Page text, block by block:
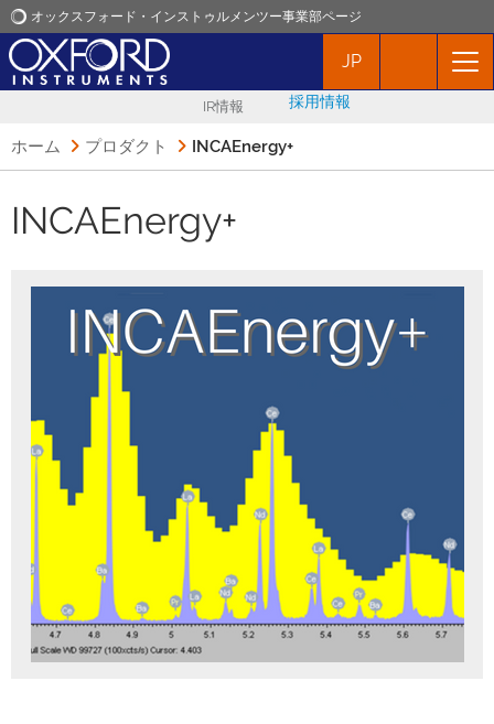
オックスフォード・インストゥルメンツー事業部ページ
オックスフォード・インストゥルメンツ
イベント
JP
IR情報 採用情報
ホーム プロダクト INCAEnergy+
INCAEnergy+